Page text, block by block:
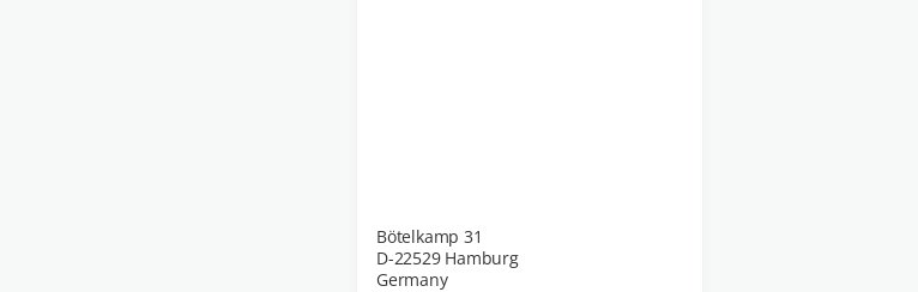
Bötelkamp 31
D-22529 Hamburg
Germany